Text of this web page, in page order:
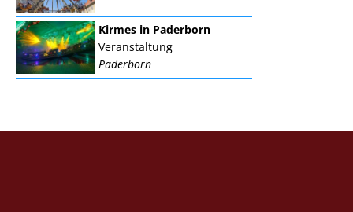
Kirmes in Paderborn
Veranstaltung
Paderborn